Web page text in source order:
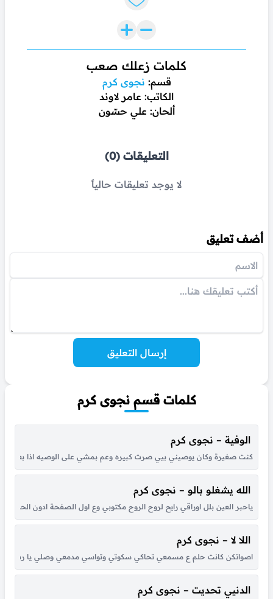
كلمات زعلك صعب
قسم: نجوى كرم
الكاتب: عامر لاوند
ألحان: علي حسّون
التعليقات (0)
لا يوجد تعليقات حالياً
أضف تعليق
إرسال التعليق
كلمات قسم نجوى كرم
الوفية – نجوى كرم
كنت صغيرة وكان يوصيني بيي صرت كبيره وعم بمشي على الوصيه اذا بعشق
الله يشغلو بالو – نجوى كرم
ياحبر العين بلل اوراقي رايح لروح الروح مكتوبي وع اول الصفحة ادون
اللا لا – نجوى كرم
اصواتكن كانت حلم ع مسمعي تحاكي سكوتي وتواسي مدمعي وصلي يا رب ترجع حبابي
الدنيي تحديت – نجوى كرم